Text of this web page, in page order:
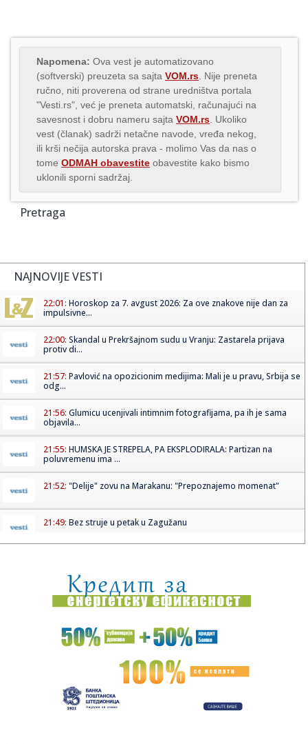
Napomena: Ova vest je automatizovano
(softverski) preuzeta sa sajta VOM.rs . Nije preneta
ručno, niti proverena od strane uredništva portala
"Vesti.rs", već je preneta automatski, računajući na
savesnost i dobru nameru sajta VOM.rs . Ukoliko
vest (članak) sadrži netačne navode, vređa nekog,
ili krši nečija autorska prava - molimo Vas da nas o
tome ODMAH obavestite obavestite kako bismo
uklonili sporni sadržaj.
Pretraga
NAJNOVIJE VESTI
22:01: Horoskop za 7. avgust 2026: Za ove znakove nije dan za
impulsivne...
22:00: Skandal u Prekršajnom sudu u Vranju: Zastarela prijava
protiv di...
21:57: Pavlović na opozicionim medijima: Mali je u pravu, Srbija se
odg...
21:56: Glumicu ucenjivali intimnim fotografijama, pa ih je sama
objavila...
21:55: HUMSKA JE STREPELA, PA EKSPLODIRALA: Partizan na
poluvremenu ima ...
21:52: "Delije" zovu na Marakanu: "Prepoznajemo momenat"
21:49: Bez struje u petak u Zagužanu
21:43:Madona i Kajli Minog objavljuju prvu zajedničku pesmu
VIDEO
21:43:Demba Sek se iskupio u Humskoj VIDEO
VIDEO: Novosadski vatrogasci upućeni na ispomoć u
21:41:Knežević: "Da nije bilo Srbije i Vučića nikada ne bi pobedili...